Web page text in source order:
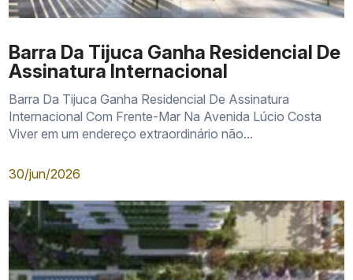
Barra Da Tijuca Ganha Residencial De
Assinatura Internacional
Barra Da Tijuca Ganha Residencial De Assinatura
Internacional Com Frente-Mar Na Avenida Lúcio Costa
Viver em um endereço extraordinário não...
30/jun/2026